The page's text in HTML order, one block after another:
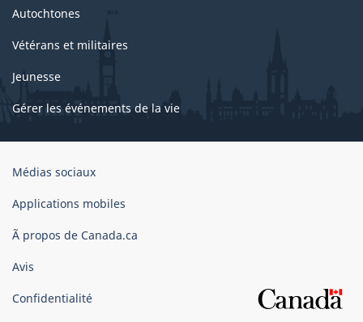
Autochtones
Vétérans et militaires
Jeunesse
Gérer les événements de la vie
Organisation
gouvernement
Canada
Médias sociaux
Applications mobiles
Ã propos de Canada.ca
Avis
Confidentialité